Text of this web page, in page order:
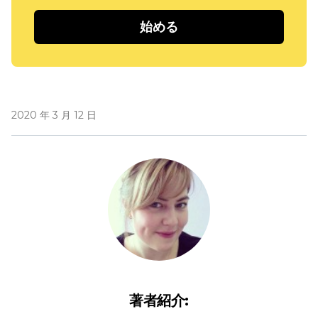
始める
2020 年 3 月 12 日
著者紹介: